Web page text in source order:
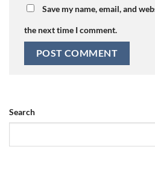
Save my name, email, and
the next time I comment.
Search